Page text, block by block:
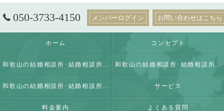
050-3733-4150 メンバーログイン お問い合わせはこちら
ホーム コンセプト
和歌山の結婚相談所･結婚相談所 結の会の口コミ情報 和歌山の結婚相談所･結婚相談所 結の会の評判
和歌山の結婚相談所･結婚相談所 結の会のお客様の声 サービス
料金案内 よくある質問